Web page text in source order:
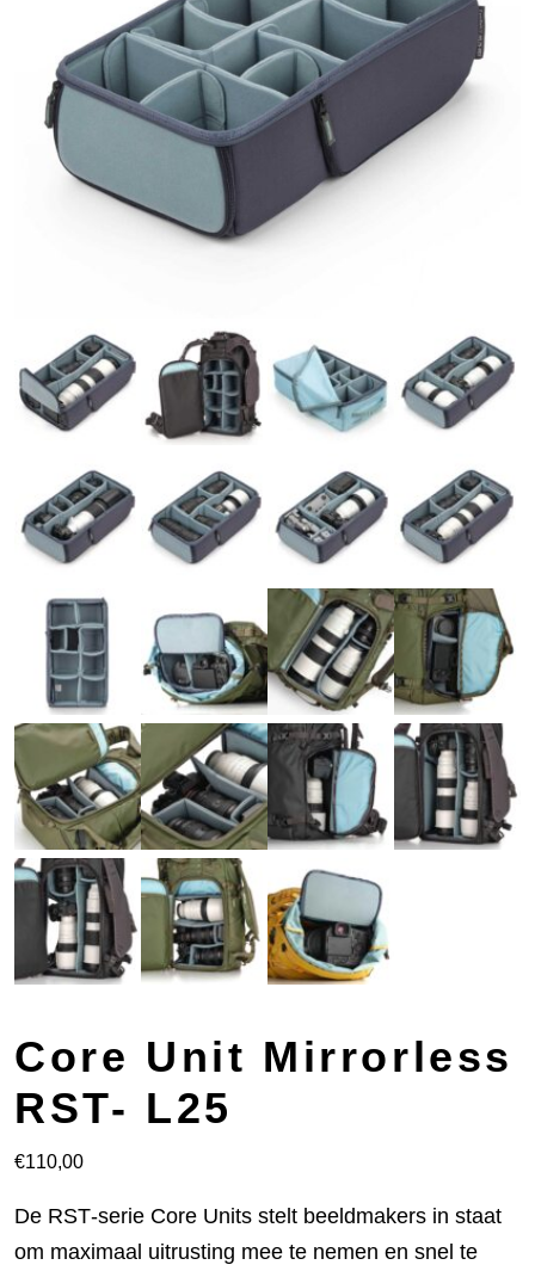
Core Unit Mirrorless
RST- L25
€110,00
De RST‑serie Core Units stelt beeldmakers in staat
om maximaal uitrusting mee te nemen en snel te